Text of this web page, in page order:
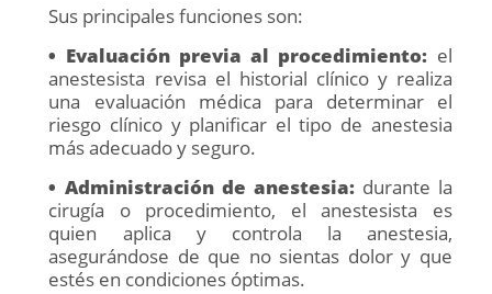
Sus principales funciones son:
• Evaluación previa al procedimiento: el
anestesista revisa el historial clínico y realiza
una evaluación médica para determinar el
riesgo clínico y planificar el tipo de anestesia
más adecuado y seguro.
• Administración de anestesia:durante la
cirugía o procedimiento, el anestesista es
quien aplica y controla la anestesia,
asegurándose de que no sientas dolor y que
estés en condiciones óptimas.